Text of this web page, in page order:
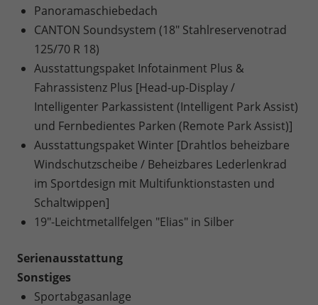
Panoramaschiebedach
CANTON Soundsystem (18" Stahlreservenotrad
125/70 R 18)
Ausstattungspaket Infotainment Plus &
Fahrassistenz Plus [Head-up-Display /
Intelligenter Parkassistent (Intelligent Park Assist)
und Fernbedientes Parken (Remote Park Assist)]
Ausstattungspaket Winter [Drahtlos beheizbare
Windschutzscheibe / Beheizbares Lederlenkrad
im Sportdesign mit Multifunktionstasten und
Schaltwippen]
19"-Leichtmetallfelgen "Elias" in Silber
Serienausstattung
Sonstiges
Sportabgasanlage